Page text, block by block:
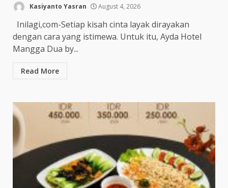
Kasiyanto Yasran August 4, 2026
Inilagi,com-Setiap kisah cinta layak dirayakan
dengan cara yang istimewa. Untuk itu, Ayda Hotel
Mangga Dua by...
Read More